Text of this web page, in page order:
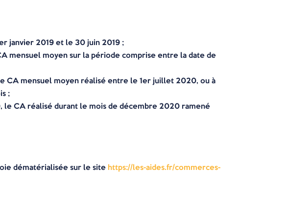
janvier 2019 et le 30 juin 2019 ;
mensuel moyen sur la période comprise entre la date de
mensuel moyen réalisé entre le 1er juillet 2020, ou à
;
CA réalisé durant le mois de décembre 2020 ramené
dématérialisée sur le site https://les-aides.fr/commerces-